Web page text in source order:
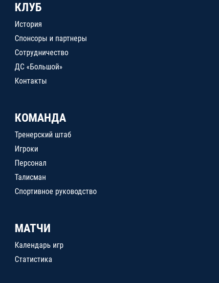
КЛУБ
История
Спонсоры и партнеры
Сотрудничество
ДС «Большой»
Контакты
КОМАНДА
Тренерский штаб
Игроки
Персонал
Талисман
Спортивное руководство
МАТЧИ
Календарь игр
Статистика